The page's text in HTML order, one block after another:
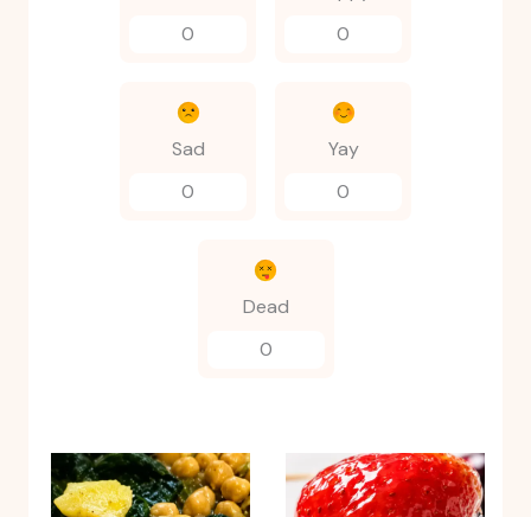
0
0
Sad
0
Yay
0
Dead
0